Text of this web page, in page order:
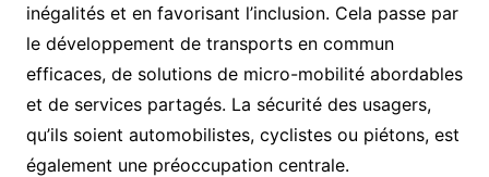
inégalités et en favorisant l’inclusion. Cela passe par
le développement de transports en commun
efficaces, de solutions de micro-mobilité abordables
et de services partagés. La sécurité des usagers,
qu’ils soient automobilistes, cyclistes ou piétons, est
également une préoccupation centrale.